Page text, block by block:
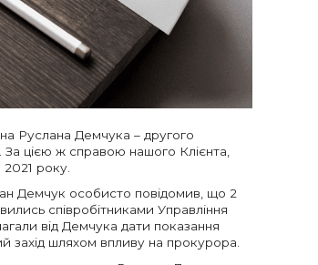
Руслана Демчука – другого
За цією ж справою нашого Клієнта,
2021 року.
Демчук особисто повідомив, що 2
співробітниками Управління
від Демчука дати показання
захід шляхом впливу на прокурора.